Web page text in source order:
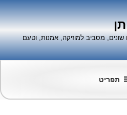
שונים, מסביב למוזיקה, אמנות, וטעם
תפריט